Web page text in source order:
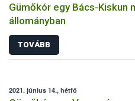
Gümőkór egy Bács-Kiskun
állományban
TOVÁBB
2021. június 14., hétfő